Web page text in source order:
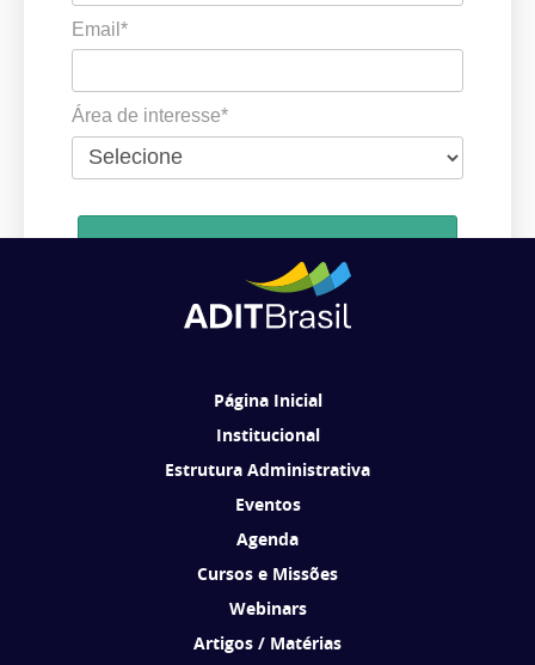
Email*
Área de interesse*
Ao se cadastrar, você concorda em receber comunicações da ADIT
Página Inicial
Institucional
Estrutura Administrativa
Eventos
Agenda
Cursos e Missões
Webinars
Artigos / Matérias